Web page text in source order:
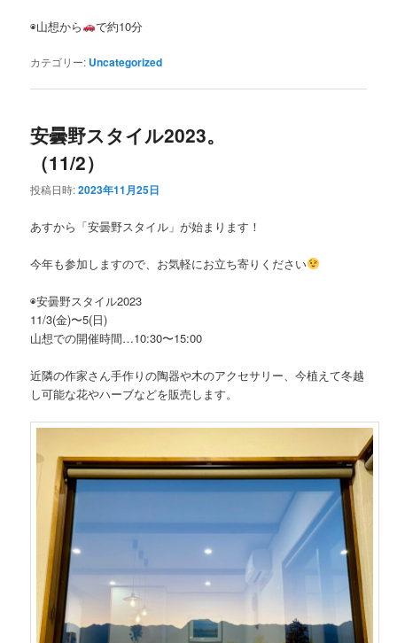
◉山想から で約10分
カテゴリー: Uncategorized
安曇野スタイル2023。
（11/2）
投稿日時:2023年11月25日
あすから「安曇野スタイル」が始まります！
今年も参加しますので、お気軽にお立ち寄りください
◉安曇野スタイル2023
11/3(金)〜5(日)
山想での開催時間…10:30〜15:00
近隣の作家さん手作りの陶器や木のアクセサリー、今植えて冬越
し可能な花やハーブなどを販売します。